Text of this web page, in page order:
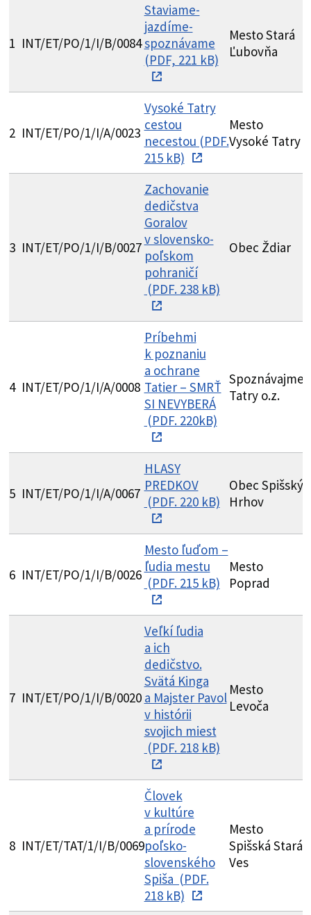
1 INT/ET/PO/1/I/B/0084
Staviame-
jazdíme-
spoznávame
(PDF, 221 kB)
Mesto Stará
Ľubovňa
2 INT/ET/PO/1/I/A/0023
Vysoké Tatry
cestou
necestou (PDF.
215 kB)
Mesto
Vysoké Tatry
3 INT/ET/PO/1/I/B/0027
Zachovanie
dedičstva
Goralov
v slovensko-
poľskom
pohraničí
(PDF. 238 kB)
Obec Ždiar
4 INT/ET/PO/1/I/A/0008
Príbehmi
k poznaniu
a ochrane
Tatier – SMRŤ
SI NEVYBERÁ
(PDF. 220kB)
Spoznávajme
Tatry o.z.
5 INT/ET/PO/1/I/A/0067
HLASY
PREDKOV
(PDF. 220 kB)
Obec Spišský
Hrhov
6 INT/ET/PO/1/I/B/0026
Mesto ľuďom –
ľudia mestu
(PDF. 215 kB)
Mesto
Poprad
7 INT/ET/PO/1/I/B/0020
Veľkí ľudia
a ich
dedičstvo.
Svätá Kinga
a Majster Pavol
v histórii
svojich miest
(PDF. 218 kB)
Mesto
Levoča
8 INT/ET/TAT/1/I/B/0069
Človek
v kultúre
a prírode
poľsko-
slovenského
Spiša (PDF.
218 kB)
Mesto
Spišská Stará
Ves